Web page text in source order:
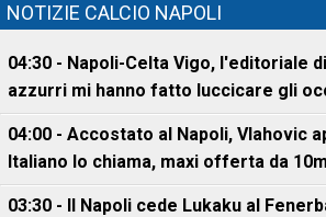
NOTIZIE CALCIO NAPOLI
04:30 - Napoli-Celta Vigo, l'editoriale
azzurri mi hanno fatto luccicare gli
04:00 - Accostato al Napoli, Vlahovic
Italiano lo chiama, maxi offerta da
03:30 - Il Napoli cede Lukaku al